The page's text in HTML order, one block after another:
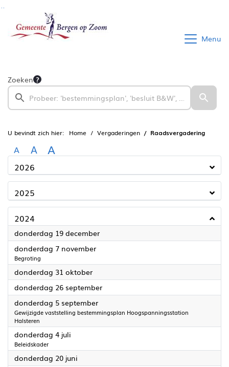
Ga naar de inhoud van deze pagina
Ga naar het zoeken
Ga naar het menu
Menu
Zoeken
U bevindt zich hier: Home Vergaderingen Raadsvergadering
A A A
2026
2025
2024
donderdag 19 december2024
donderdag 7 november2024
Begroting
donderdag 31 oktober2024
donderdag 26 september2024
donderdag 5 september2024
Gewijzigde vaststelling bestemmingsplan Hoogspanningsstation
Halsteren
donderdag 4 juli
Beleidskader
donderdag 20 juni